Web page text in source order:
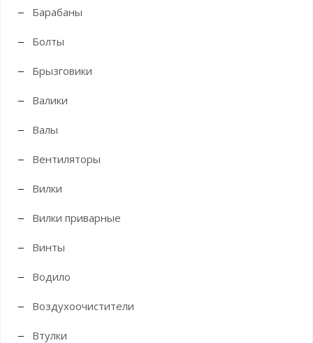
Барабаны
Болты
Брызговики
Валики
Валы
Вентиляторы
Вилки
Вилки приварные
Винты
Водило
Воздухоочистители
Втулки